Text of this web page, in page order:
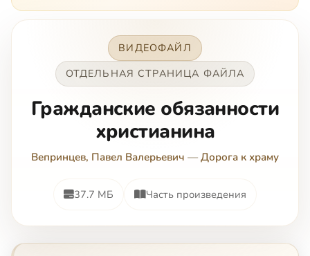
ВИДЕОФАЙЛ
ОТДЕЛЬНАЯ СТРАНИЦА ФАЙЛА
Гражданские обязанности
христианина
Вепринцев, Павел Валерьевич — Дорога к храму
37.7 МБ Часть произведения